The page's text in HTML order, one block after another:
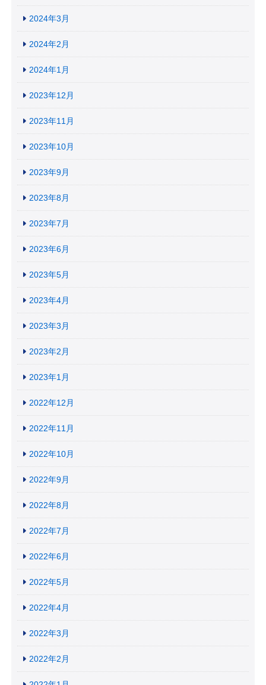
2024年3月
2024年2月
2024年1月
2023年12月
2023年11月
2023年10月
2023年9月
2023年8月
2023年7月
2023年6月
2023年5月
2023年4月
2023年3月
2023年2月
2023年1月
2022年12月
2022年11月
2022年10月
2022年9月
2022年8月
2022年7月
2022年6月
2022年5月
2022年4月
2022年3月
2022年2月